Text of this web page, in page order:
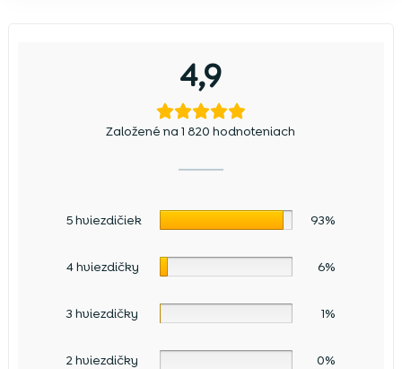
4,9
Založené na 1 820 hodnoteniach
5 hviezdičiek 93%
4 hviezdičky 6%
3 hviezdičky 1%
2 hviezdičky 0%